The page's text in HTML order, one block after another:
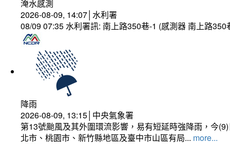
淹水感測
2026-08-09, 14:07│水利署
08/09 07:35 水利署訊: 南上路350巷-1 (感測器 南上路
降雨
2026-08-09, 13:15│中央氣象署
第13號颱風及其外圍環流影響，易有短延時強降雨，今
北市、桃園市、新竹縣地區及臺中市山區有局... more...